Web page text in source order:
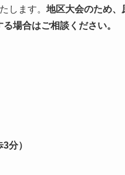
します。 地区大会のため、
場合はご相談ください。
分）